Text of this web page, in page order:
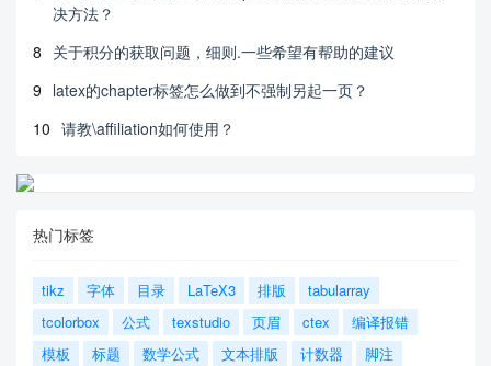
决方法？
8 关于积分的获取问题，细则.一些希望有帮助的建议
9 latex的chapter标签怎么做到不强制另起一页？
10 请教\affiliation如何使用？
热门标签
tikz 字体 目录 LaTeX3 排版
tabularray
tcolorbox
公式 texstudio 页眉 ctex
编译报错
模板
标题 数学公式 文本排版 计数器
脚注